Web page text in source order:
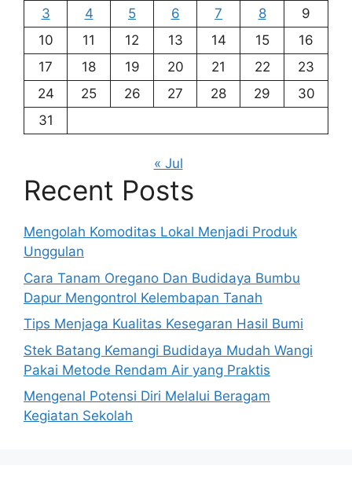
3 4 5 6 7 8
9
10
11 12 13 14 15
16
17
18 19 20 21 22
23
24
25 26 27 28 29
30
31
« Jul
Recent Posts
Mengolah Komoditas Lokal Menjadi Produk
Unggulan
Cara Tanam Oregano Dan Budidaya Bumbu
Dapur Mengontrol Kelembapan Tanah
Tips Menjaga Kualitas Kesegaran Hasil Bumi
Stek Batang Kemangi Budidaya Mudah Wangi
Pakai Metode Rendam Air yang Praktis
Mengenal Potensi Diri Melalui Beragam
Kegiatan Sekolah